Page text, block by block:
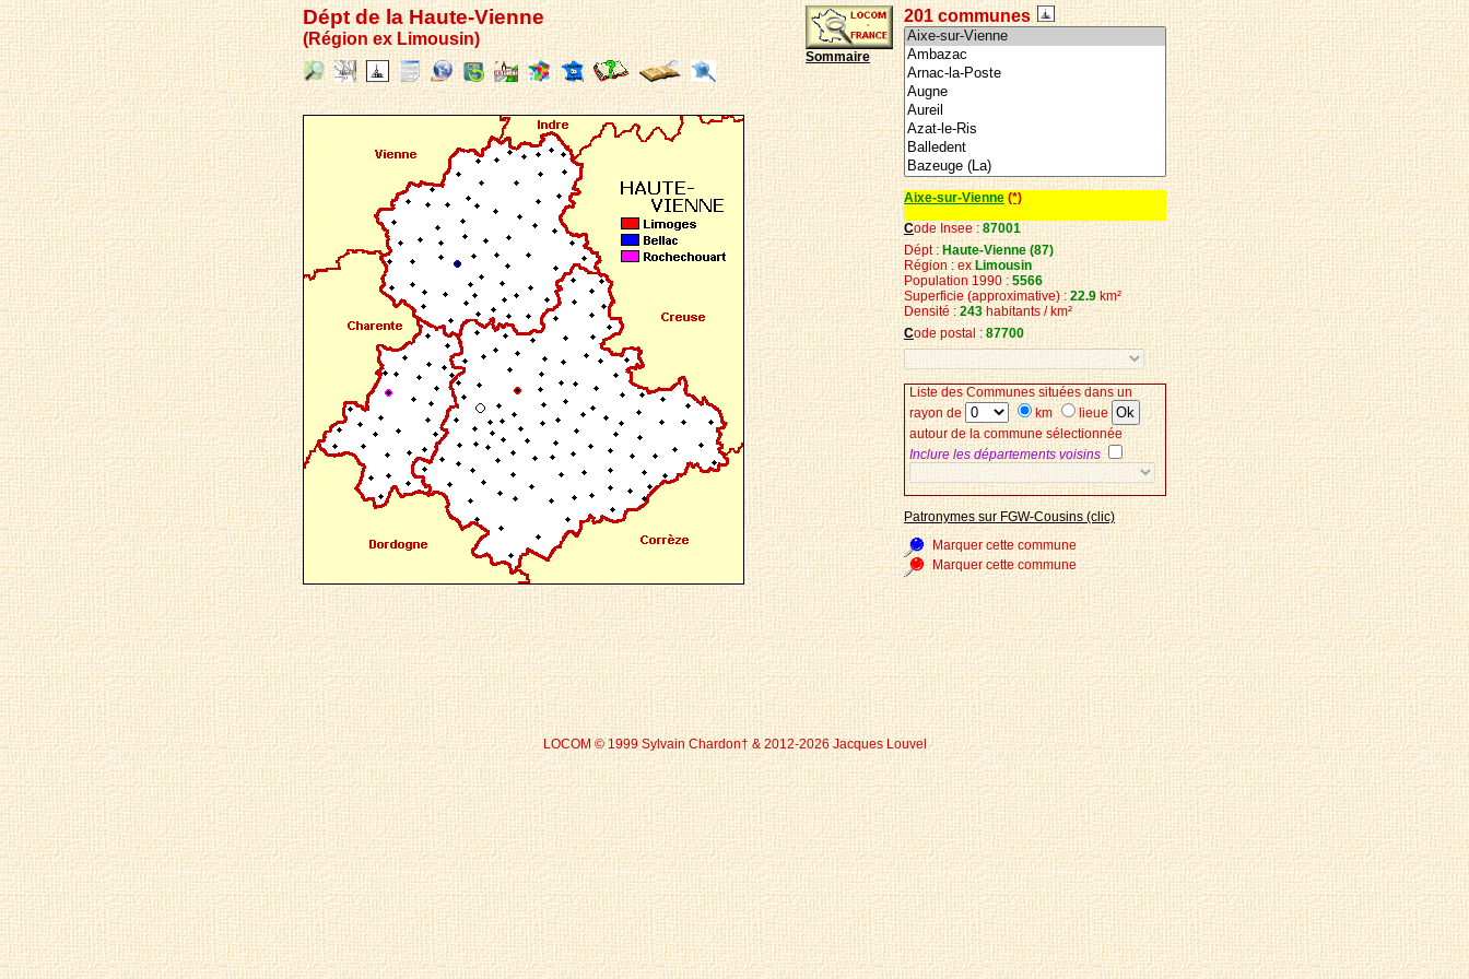
Dépt de la Haute-Vienne
(Région ex Limousin)
Sommaire
201 communes
Aixe-sur-Vienne (*)
Code Insee :87001
Dépt : Haute-Vienne (87)
Région : ex Limousin
Population 1990 : 5566
Superficie (approximative) : 22.9 km²
Densité : 243habitants / km²
Code postal :87700
Liste desCommunes situées dans un
rayon de km
lieue
autour de la commune sélectionnée
Inclure les départements voisins
Patronymes sur FGW-Cousins (clic)
Marquer cette commune
Marquer cette commune
LOCOM © 1999 Sylvain Chardon† & 2012-2026 Jacques Louvel